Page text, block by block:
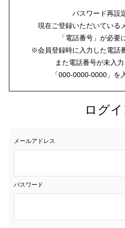
パスワード再設
現在ご登録いただいている
「電話番号」が必要
※会員登録時に入力した電話
また電話番号が未入
「000-0000-0000」を
ログイ
メールアドレス
パスワード